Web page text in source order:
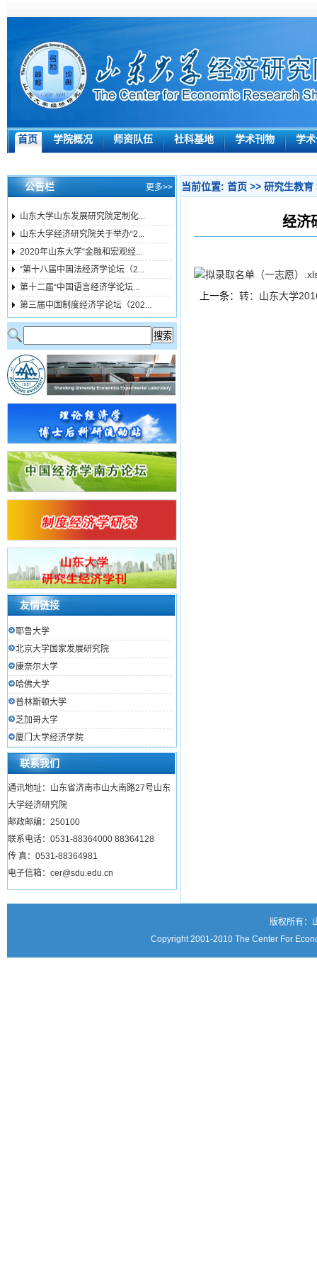
首页 学院概况 师资队伍 社科基地 学术刊物 学
公告栏 更多>>
山东大学山东发展研究院定制化...
山东大学经济研究院关于举办“2...
2020年山东大学“金融和宏观经...
“第十八届中国法经济学论坛（2...
第十二届“中国语言经济学论坛...
第三届中国制度经济学论坛（202...
友情链接
耶鲁大学
北京大学国家发展研究院
康奈尔大学
哈佛大学
普林斯顿大学
芝加哥大学
厦门大学经济学院
联系我们
通讯地址：山东省济南市山大南路27号山东
大学经济研究院
邮政邮编：250100
联系电话：0531-88364000 88364128
传 真：0531-88364981
电子信箱：cer@sdu.edu.cn
当前位置: 首页 >> 研究生教育
经济
拟录取名单（一志愿）
上一条： 转：山东大学
版权所有：
Copyright 2001-2010 The Center For